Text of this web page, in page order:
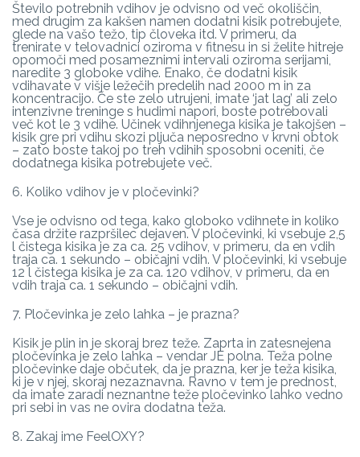
Število potrebnih vdihov je odvisno od več okoliščin,
med drugim za kakšen namen dodatni kisik potrebujete,
glede na vašo težo, tip človeka itd. V primeru, da
trenirate v telovadnici oziroma v fitnesu in si želite hitreje
opomoči med posameznimi intervali oziroma serijami,
naredite 3 globoke vdihe. Enako, če dodatni kisik
vdihavate v višje ležečih predelih nad 2000 m in za
koncentracijo. Če ste zelo utrujeni, imate ‘jat lag’ ali zelo
intenzivne treninge s hudimi napori, boste potrebovali
več kot le 3 vdihe. Učinek vdihnjenega kisika je takojšen –
kisik gre pri vdihu skozi pljuča neposredno v krvni obtok
– zato boste takoj po treh vdihih sposobni oceniti, če
dodatnega kisika potrebujete več.
6. Koliko vdihov je v pločevinki?
Vse je odvisno od tega, kako globoko vdihnete in koliko
časa držite razpršilec dejaven. V pločevinki, ki vsebuje 2,5
l čistega kisika je za ca. 25 vdihov, v primeru, da en vdih
traja ca. 1 sekundo – običajni vdih. V pločevinki, ki vsebuje
12 l čistega kisika je za ca. 120 vdihov, v primeru, da en
vdih traja ca. 1 sekundo – običajni vdih.
7. Pločevinka je zelo lahka – je prazna?
Kisik je plin in je skoraj brez teže. Zaprta in zatesnejena
pločevinka je zelo lahka – vendar JE polna. Teža polne
pločevinke daje občutek, da je prazna, ker je teža kisika,
ki je v njej, skoraj nezaznavna. Ravno v tem je prednost,
da imate zaradi neznantne teže pločevinko lahko vedno
pri sebi in vas ne ovira dodatna teža.
8. Zakaj ime FeelOXY?